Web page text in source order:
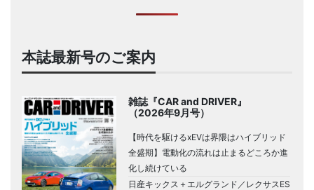
本誌最新号のご案内
雑誌『CAR and DRIVER』
（2026年9月号）
【時代を駆けるxEVは界隈はハイブリッド
全盛期】電動化の流れは止まるどころか進
化し続けている
日産キックス＋エルグランド／レクサスES